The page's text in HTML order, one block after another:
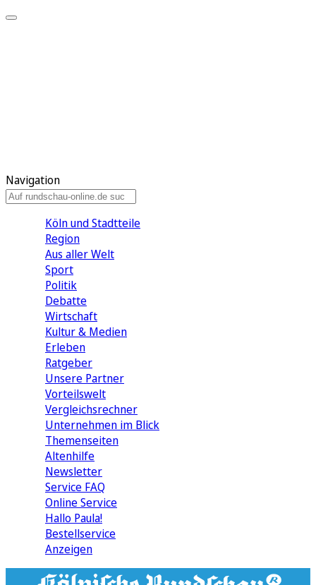
Navigation
Köln und Stadtteile
Region
Aus aller Welt
Sport
Politik
Debatte
Wirtschaft
Kultur & Medien
Erleben
Ratgeber
Unsere Partner
Vorteilswelt
Vergleichsrechner
Unternehmen im Blick
Themenseiten
Altenhilfe
Newsletter
Service FAQ
Online Service
Hallo Paula!
Bestellservice
Anzeigen